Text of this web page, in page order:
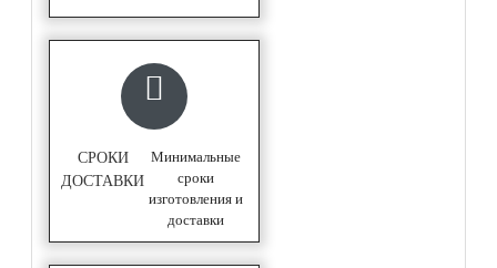
СРОКИ
ДОСТАВКИ
Минимальные
сроки
изготовления и
доставки